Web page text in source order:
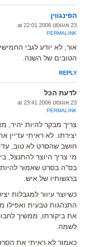
הפינגווין
23 אוגוסט 2006 at 22:01
PERMALINK
אור, לא יודע לגבי
הטובים של השנה.
REPLY
לדעת הכל
23 אוגוסט 2006 at 23:41
PERMALINK
צריך מבקר להיות יהיר,
יצירתו. לא ראיתי עדיין
חושב שהסרט לא טוב,
מי צריך היוצר להתנצל,
בס"ה בסרט שאמור
ברגשותיו של איש.
כשיוצר עיוור למגבלות
התנהגות טבעית
את ביקורתו, ממשיך לחבוט
לשמה.
כאמור לא ראיתי את